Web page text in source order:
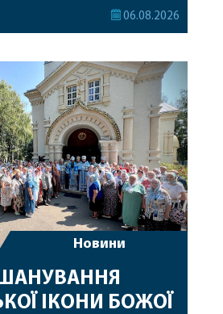
Ради від імені членів Ради
здоров’я, Божої
радості та
у подальшому
служінні. […]
06.08.2026
Новини
ІКОНИ БОЖОЇ